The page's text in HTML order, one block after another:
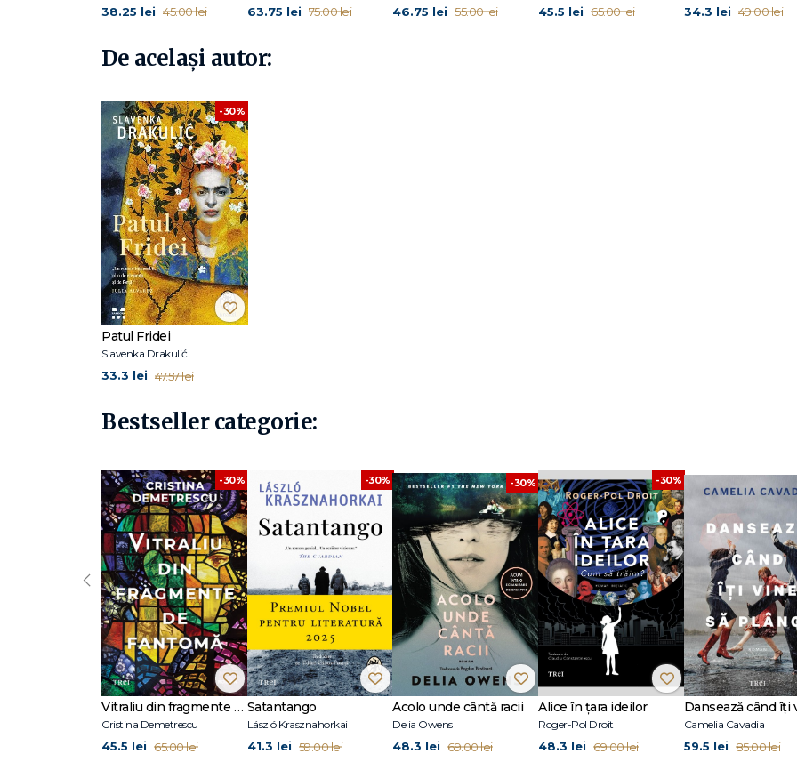
38.25 lei 45.00 lei 63.75 lei 75.00 lei 46.75 lei 55.00 lei 45.5 lei 65.00 lei 34.3 lei 49.00 lei
De același autor:
-30%
Patul Fridei
Slavenka Drakulić
33.3 lei 47.57 lei
Bestseller categorie:
-30%
Vitraliu din fragmente de fantomă
Cristina Demetrescu
45.5 lei 65.00 lei
-30%
Satantango
László Krasznahorkai
41.3 lei 59.00 lei
-30%
Acolo unde cântă racii
Delia Owens
48.3 lei 69.00 lei
-30%
Alice în țara ideilor
Roger-Pol Droit
48.3 lei 69.00 lei
Camelia Cavadia
59.5 lei 85.00 lei
‹